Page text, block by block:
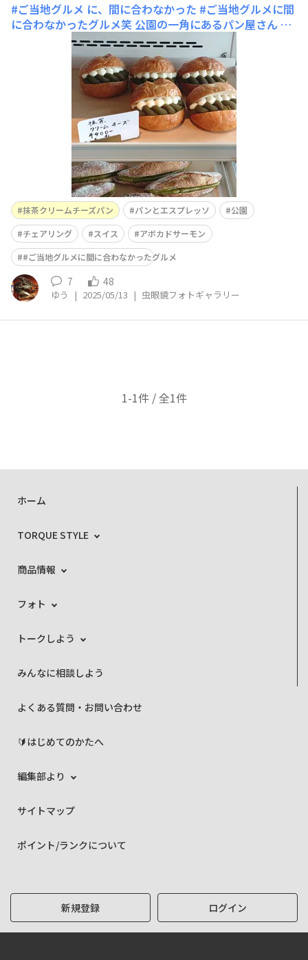
#ご当地グルメ に、間に合わなかった #ご当地グルメに間
に合わなかったグルメ笑 公園の一角にあるパン屋さん 抹
茶クリームチーズパンスイスアボカドサーモン 他 公園に
折りたたみチェア出して凧揚げしてる小さい子見ながら食
べとても美味しかったー。 荷物持ちながら片手間に凧揚
げを子どもに見せてるお母さんな
抹茶クリームチーズパン パンとエスプレッソ
公園
チェアリング
スイス
アボカドサーモン
#ご当地グルメに間に合わなかったグルメ
7 48
ゆう | 2025/05/13 | 虫眼鏡フォトギャラリー
1-1件 / 全1件
ホーム
TORQUE STYLE
商品情報
フォト
トークしよう
みんなに相談しよう
よくある質問・お問い合わせ
🔰はじめてのかたへ
編集部より
サイトマップ
ポイント/ランクについて
新規登録 ログイン